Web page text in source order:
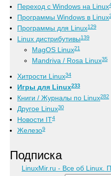
Переход с Windows на Linux
Программы Windows в Linux
Программы для Linux129
Linux дистрибутивы139
MagOS Linux21
Mandriva / Rosa Linux35
Хитрости Linux34
Игры для Linux233
Книги / Журналы по Linux282
Другое Linux30
Новости IT4
Железо9
Подписка
LinuxMir.ru - Все об Linux.